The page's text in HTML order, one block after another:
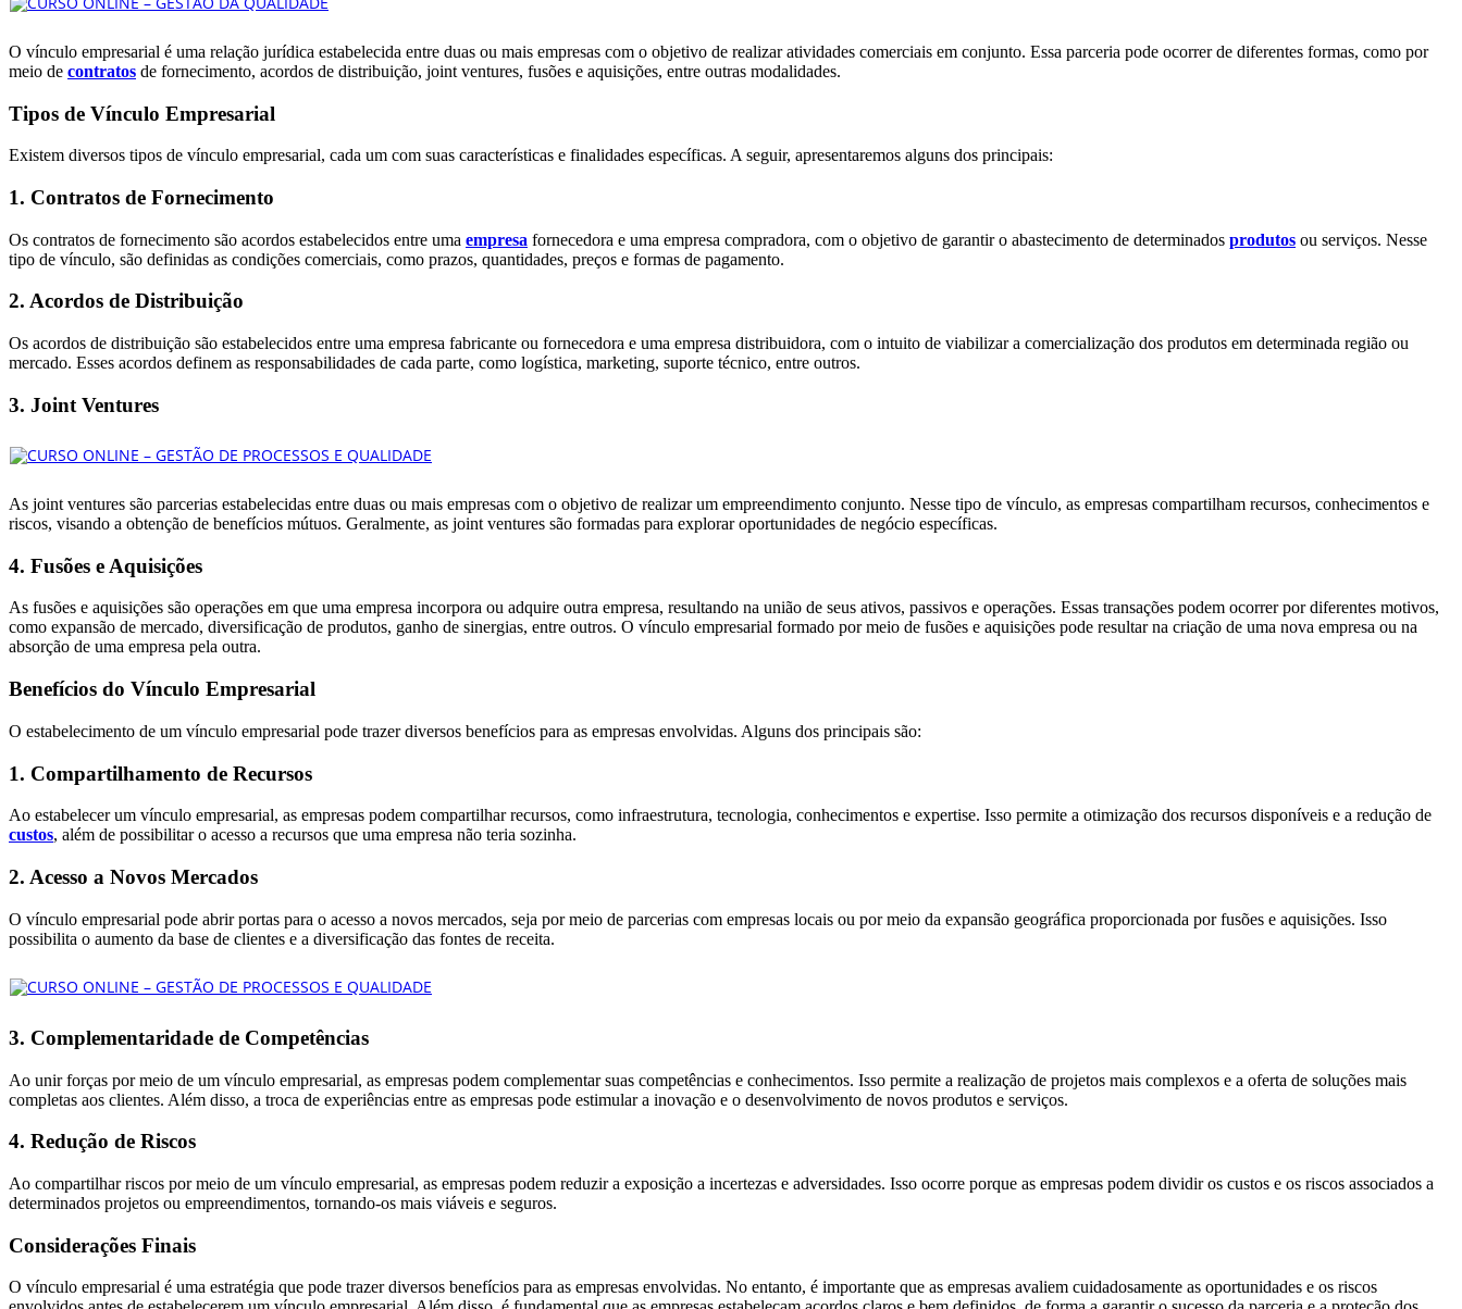
O vínculo empresarial é uma relação jurídica estabelecida entre duas ou mais empresas com o objetivo de realizar atividades comerciais em conjunto. Essa parceria pode ocorrer de diferentes formas, como por
meio de contratos de fornecimento, acordos de distribuição, joint ventures, fusões e aquisições, entre outras modalidades.
Tipos de Vínculo Empresarial
Existem diversos tipos de vínculo empresarial, cada um com suas características e finalidades específicas. A seguir, apresentaremos alguns dos principais:
1. Contratos de Fornecimento
Os contratos de fornecimento são acordos estabelecidos entre uma empresa fornecedora e uma empresa compradora, com o objetivo de garantir o abastecimento de determinados produtos ou serviços. Nesse
tipo de vínculo, são definidas as condições comerciais, como prazos, quantidades, preços e formas de pagamento.
2. Acordos de Distribuição
Os acordos de distribuição são estabelecidos entre uma empresa fabricante ou fornecedora e uma empresa distribuidora, com o intuito de viabilizar a comercialização dos produtos em determinada região ou
mercado. Esses acordos definem as responsabilidades de cada parte, como logística, marketing, suporte técnico, entre outros.
3. Joint Ventures
As joint ventures são parcerias estabelecidas entre duas ou mais empresas com o objetivo de realizar um empreendimento conjunto. Nesse tipo de vínculo, as empresas compartilham recursos, conhecimentos e
riscos, visando a obtenção de benefícios mútuos. Geralmente, as joint ventures são formadas para explorar oportunidades de negócio específicas.
4. Fusões e Aquisições
As fusões e aquisições são operações em que uma empresa incorpora ou adquire outra empresa, resultando na união de seus ativos, passivos e operações. Essas transações podem ocorrer por diferentes motivos,
como expansão de mercado, diversificação de produtos, ganho de sinergias, entre outros. O vínculo empresarial formado por meio de fusões e aquisições pode resultar na criação de uma nova empresa ou na
absorção de uma empresa pela outra.
Benefícios do Vínculo Empresarial
O estabelecimento de um vínculo empresarial pode trazer diversos benefícios para as empresas envolvidas. Alguns dos principais são:
1. Compartilhamento de Recursos
Ao estabelecer um vínculo empresarial, as empresas podem compartilhar recursos, como infraestrutura, tecnologia, conhecimentos e expertise. Isso permite a otimização dos recursos disponíveis e a redução de
custos, além de possibilitar o acesso a recursos que uma empresa não teria sozinha.
2. Acesso a Novos Mercados
O vínculo empresarial pode abrir portas para o acesso a novos mercados, seja por meio de parcerias com empresas locais ou por meio da expansão geográfica proporcionada por fusões e aquisições. Isso
possibilita o aumento da base de clientes e a diversificação das fontes de receita.
3. Complementaridade de Competências
Ao unir forças por meio de um vínculo empresarial, as empresas podem complementar suas competências e conhecimentos. Isso permite a realização de projetos mais complexos e a oferta de soluções mais
completas aos clientes. Além disso, a troca de experiências entre as empresas pode estimular a inovação e o desenvolvimento de novos produtos e serviços.
4. Redução de Riscos
Ao compartilhar riscos por meio de um vínculo empresarial, as empresas podem reduzir a exposição a incertezas e adversidades. Isso ocorre porque as empresas podem dividir os custos e os riscos associados a
determinados projetos ou empreendimentos, tornando-os mais viáveis e seguros.
Considerações Finais
O vínculo empresarial é uma estratégia que pode trazer diversos benefícios para as empresas envolvidas. No entanto, é importante que as empresas avaliem cuidadosamente as oportunidades e os riscos